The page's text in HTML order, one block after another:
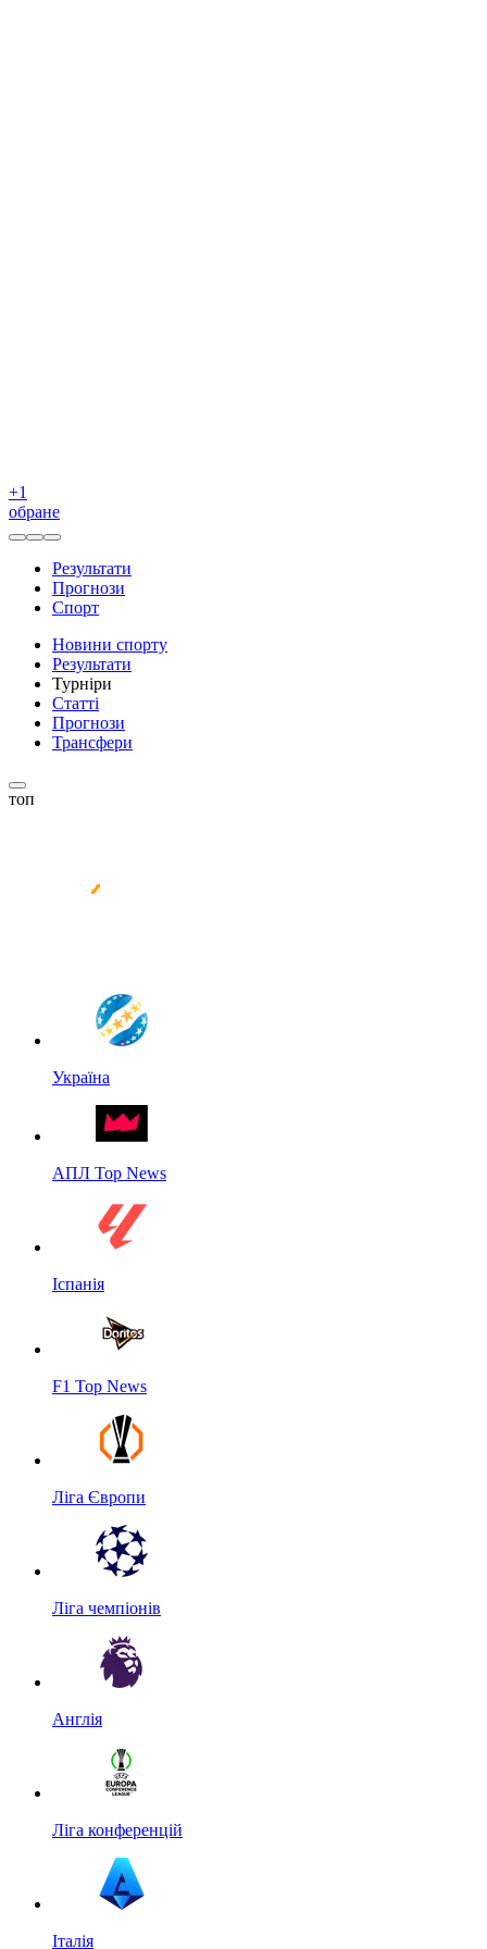
+1
обране
Результати
Прогнози
Спорт
Новини спорту
Результати
Турніри
Статті
Прогнози
Трансфери
топ
Україна
АПЛ Top News
Іспанія
F1 Top News
Ліга Європи
Ліга чемпіонів
Англія
Ліга конференцій
Італія